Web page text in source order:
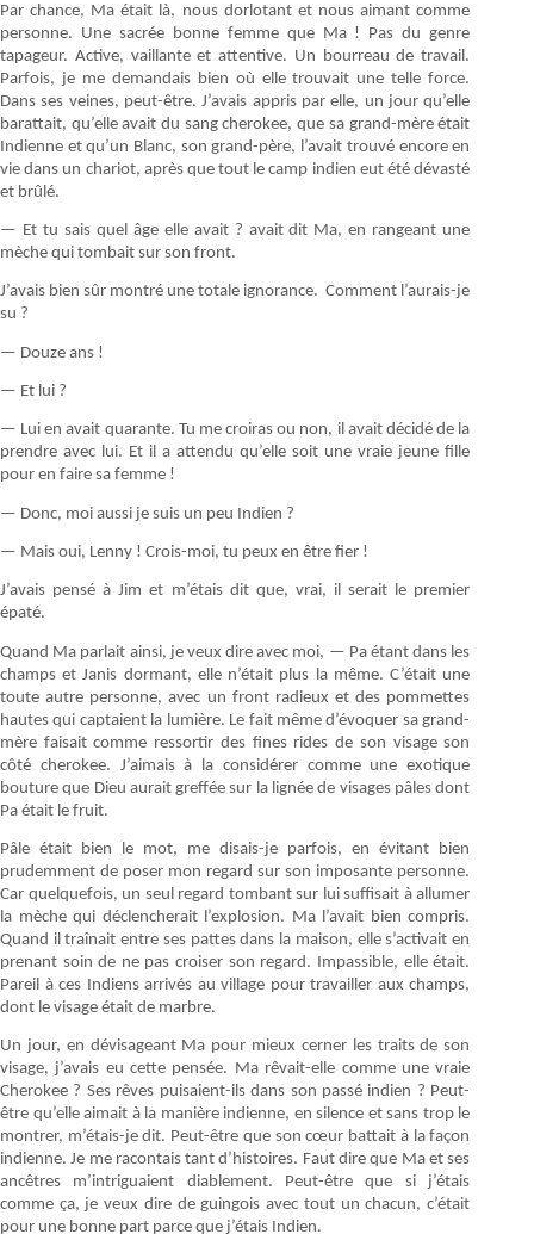
Par chance, Ma était là, nous dorlotant et nous aimant comme
personne. Une sacrée bonne femme que Ma ! Pas du genre
tapageur. Active, vaillante et attentive. Un bourreau de travail.
Parfois, je me demandais bien où elle trouvait une telle force.
Dans ses veines, peut-être. J’avais appris par elle, un jour qu’elle
barattait, qu’elle avait du sang cherokee, que sa grand-mère était
Indienne et qu’un Blanc, son grand-père, l’avait trouvé encore en
vie dans un chariot, après que tout le camp indien eut été dévasté
et brûlé.
— Et tu sais quel âge elle avait ? avait dit Ma, en rangeant une
mèche qui tombait sur son front.
J’avais bien sûr montré une totale ignorance. Comment l’aurais-je
su ?
— Douze ans !
— Et lui ?
— Lui en avait quarante. Tu me croiras ou non, il avait décidé de la
prendre avec lui. Et il a attendu qu’elle soit une vraie jeune fille
pour en faire sa femme !
— Donc, moi aussi je suis un peu Indien ?
— Mais oui, Lenny ! Crois-moi, tu peux en être fier !
J’avais pensé à Jim et m’étais dit que, vrai, il serait le premier
épaté.
Quand Ma parlait ainsi, je veux dire avec moi, — Pa étant dans les
champs et Janis dormant, elle n’était plus la même. C’était une
toute autre personne, avec un front radieux et des pommettes
hautes qui captaient la lumière. Le fait même d’évoquer sa grand-
mère faisait comme ressortir des fines rides de son visage son
côté cherokee. J’aimais à la considérer comme une exotique
bouture que Dieu aurait greffée sur la lignée de visages pâles dont
Pa était le fruit.
Pâle était bien le mot, me disais-je parfois, en évitant bien
prudemment de poser mon regard sur son imposante personne.
Car quelquefois, un seul regard tombant sur lui suffisait à allumer
la mèche qui déclencherait l’explosion. Ma l’avait bien compris.
Quand il traînait entre ses pattes dans la maison, elle s’activait en
prenant soin de ne pas croiser son regard. Impassible, elle était.
Pareil à ces Indiens arrivés au village pour travailler aux champs,
dont le visage était de marbre.
Un jour, en dévisageant Ma pour mieux cerner les traits de son
visage, j’avais eu cette pensée. Ma rêvait-elle comme une vraie
Cherokee ? Ses rêves puisaient-ils dans son passé indien ? Peut-
être qu’elle aimait à la manière indienne, en silence et sans trop le
montrer, m’étais-je dit. Peut-être que son cœur battait à la façon
indienne. Je me racontais tant d’histoires. Faut dire que Ma et ses
ancêtres m’intriguaient diablement. Peut-être que si j’étais
comme ça, je veux dire de guingois avec tout un chacun, c’était
pour une bonne part parce que j’étais Indien.